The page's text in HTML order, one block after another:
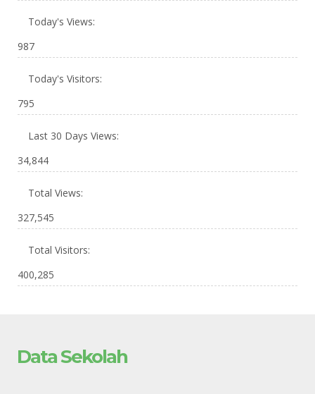
Today's Views:
987
Today's Visitors:
795
Last 30 Days Views:
34,844
Total Views:
327,545
Total Visitors:
400,285
Data Sekolah